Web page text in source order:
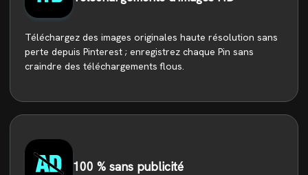
Téléchargez des images originales haute résolution sans
perte depuis Pinterest ; enregistrez chaque Pin sans
craindre des téléchargements flous.
100 % sans publicité